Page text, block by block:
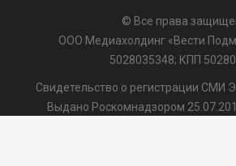
© Все права
ООО Медиахолдинг «Вести
5028035348; КПП
Свидетельство о регистрации СМИ
Выдано Роскомнадзором